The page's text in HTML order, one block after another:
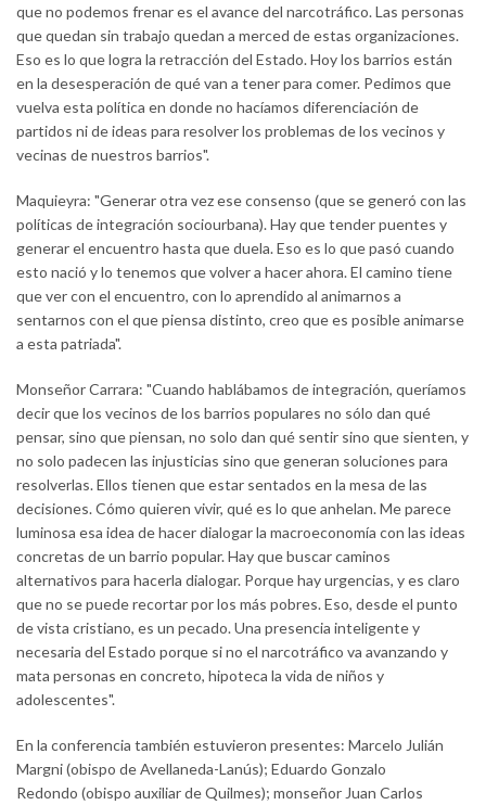
que no podemos frenar es el avance del narcotráfico. Las personas
que quedan sin trabajo quedan a merced de estas organizaciones.
Eso es lo que logra la retracción del Estado. Hoy los barrios están
en la desesperación de qué van a tener para comer. Pedimos que
vuelva esta política en donde no hacíamos diferenciación de
partidos ni de ideas para resolver los problemas de los vecinos y
vecinas de nuestros barrios".
Maquieyra: "Generar otra vez ese consenso (que se generó con las
políticas de integración sociourbana). Hay que tender puentes y
generar el encuentro hasta que duela. Eso es lo que pasó cuando
esto nació y lo tenemos que volver a hacer ahora. El camino tiene
que ver con el encuentro, con lo aprendido al animarnos a
sentarnos con el que piensa distinto, creo que es posible animarse
a esta patriada".
Monseñor Carrara: "Cuando hablábamos de integración, queríamos
decir que los vecinos de los barrios populares no sólo dan qué
pensar, sino que piensan, no solo dan qué sentir sino que sienten, y
no solo padecen las injusticias sino que generan soluciones para
resolverlas. Ellos tienen que estar sentados en la mesa de las
decisiones. Cómo quieren vivir, qué es lo que anhelan. Me parece
luminosa esa idea de hacer dialogar la macroeconomía con las ideas
concretas de un barrio popular. Hay que buscar caminos
alternativos para hacerla dialogar. Porque hay urgencias, y es claro
que no se puede recortar por los más pobres. Eso, desde el punto
de vista cristiano, es un pecado. Una presencia inteligente y
necesaria del Estado porque si no el narcotráfico va avanzando y
mata personas en concreto, hipoteca la vida de niños y
adolescentes".
En la conferencia también estuvieron presentes: Marcelo Julián
Margni (obispo de Avellaneda-Lanús); Eduardo Gonzalo
Redondo (obispo auxiliar de Quilmes); monseñor Juan Carlos